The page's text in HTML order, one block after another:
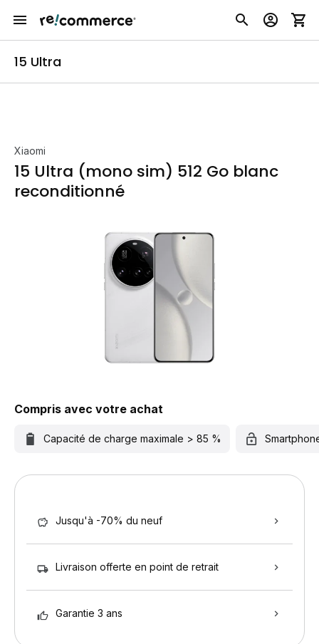
15 Ultra
Xiaomi
15 Ultra (mono sim) 512 Go blanc
reconditionné
Compris avec votre achat
Capacité de charge maximale > 85 %
Jusqu'à -70% du neuf
Livraison offerte en point de retrait
Garantie 3 ans